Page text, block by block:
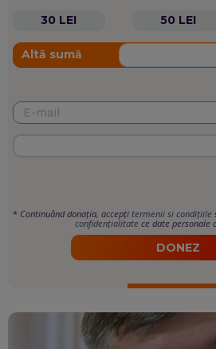
30 LEI
50 LEI
Altă sumă
* Continuând donația, accepți termenii si condițiile
confidențialitate ce date personale
DONEZ